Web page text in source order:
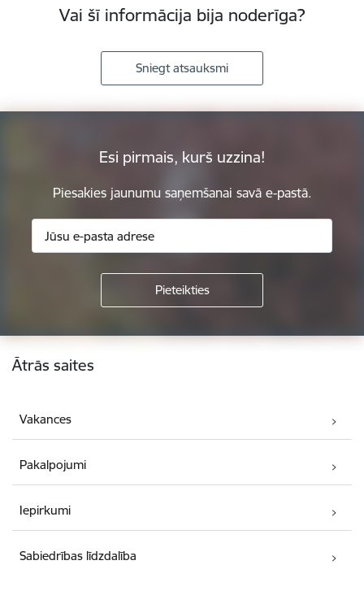
Vai šī informācija bija noderīga?
Sniegt atsauksmi
Esi pirmais, kurš uzzina!
Piesakies jaunumu saņemšanai savā e-pastā.
Kājene
Ātrās saites
Vakances
Pakalpojumi
Iepirkumi
Sabiedrības līdzdalība